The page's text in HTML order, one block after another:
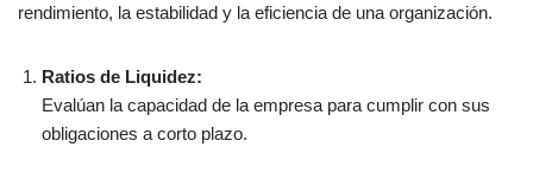
rendimiento, la estabilidad y la eficiencia de una organización.
Ratios de Liquidez:
Evalúan la capacidad de la empresa para cumplir con sus
obligaciones a corto plazo.